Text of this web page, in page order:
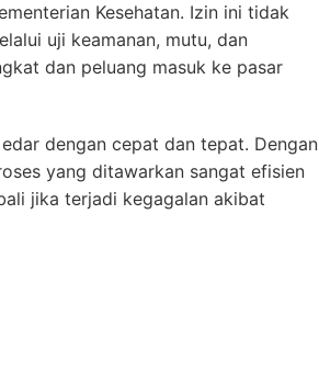
Kesehatan. Izin ini tidak
uji keamanan, mutu, dan
dan peluang masuk ke pasar
dengan cepat dan tepat. Dengan
yang ditawarkan sangat efisien
jika terjadi kegagalan akibat